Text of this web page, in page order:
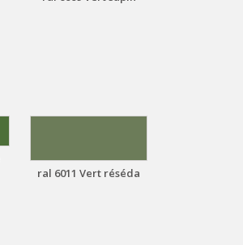
ral 6011 Vert réséda